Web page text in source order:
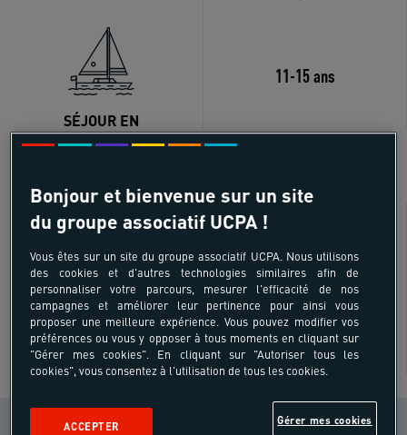
SÉJOUR EN
CROISIERES_VOILIER
11-15 ans
Besoin de conseils ?
Bonjour et bienvenue sur un site
du groupe associatif UCPA !
Vous êtes sur un site du groupe associatif UCPA. Nous utilisons
des cookies et d'autres technologies similaires afin de
personnaliser votre parcours, mesurer l'efficacité de nos
campagnes et améliorer leur pertinence pour ainsi vous
proposer une meilleure expérience. Vous pouvez modifier vos
préférences ou vous y opposer à tous moments en cliquant sur
"Gérer mes cookies". En cliquant sur "Autoriser tous les
cookies", vous consentez à l'utilisation de tous les cookies.
Gérer mes cookies
ACCEPTER